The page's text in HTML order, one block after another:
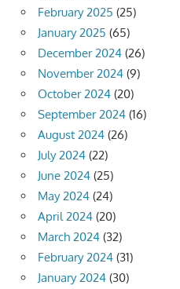
February 2025 (25)
January 2025 (65)
December 2024 (26)
November 2024 (9)
October 2024 (20)
September 2024 (16)
August 2024 (26)
July 2024 (22)
June 2024 (25)
May 2024 (24)
April 2024 (20)
March 2024 (32)
February 2024 (31)
January 2024 (30)